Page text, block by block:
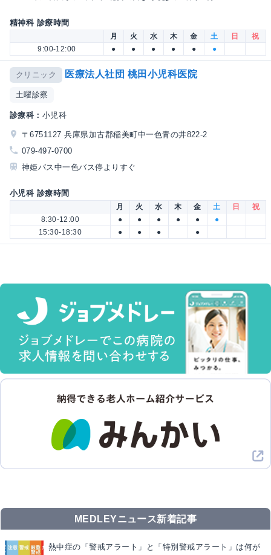
精神科 診療時間
月 火 水 木 金 土 日
祝
9:00-12:00
● ● ● ● ● ●
クリニック 医療法人社団 桃田小児科医院
土曜診察
診療科： 小児科
〒6751127 兵庫県加古郡稲美町中一色青の井822-2
079-497-0700
神姫バス中一色バス停よりすぐ
小児科 診療時間
月 火 水 木 金 土 日
祝
8:30-12:00
● ● ● ● ●
●
15:30-18:30
● ● ● ●
MEDLEYニュース新着記事
熱中症の「警戒アラート」と「特別警戒アラート」は何が